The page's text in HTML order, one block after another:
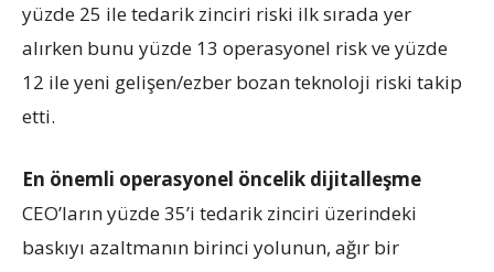
yüzde 25 ile tedarik zinciri riski ilk sırada yer
alırken bunu yüzde 13 operasyonel risk ve yüzde
12 ile yeni gelişen/ezber bozan teknoloji riski takip
etti.
En önemli operasyonel öncelik dijitalleşme
CEO’ların yüzde 35’i tedarik zinciri üzerindeki
baskıyı azaltmanın birinci yolunun, ağır bir